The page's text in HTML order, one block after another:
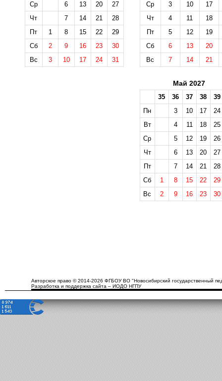
Ср
6 13 20
27
Чт
7 14 21
28
Пт
1 8 15 22
29
Сб
2 9 16 23
30
Вс
3 10 17 24 31
Ср
3 10
17
Чт
4 11
18
Пт
5 12
19
Сб
6 13
20
Вс
7 14 21
Май 2027
35 36 37 38
39
Пн
3 10 17
24
Вт
4 11 18
25
Ср
5 12 19
26
Чт
6 13 20
27
Пт
7 14 21
28
Сб
1 8 15 22
29
Вс
2 9 16 23 30
Авторское право © 2014-2026 ФГБОУ ВО "Новосибирский государственный
Разработка и поддержка сайта – ИОДО НГПУ